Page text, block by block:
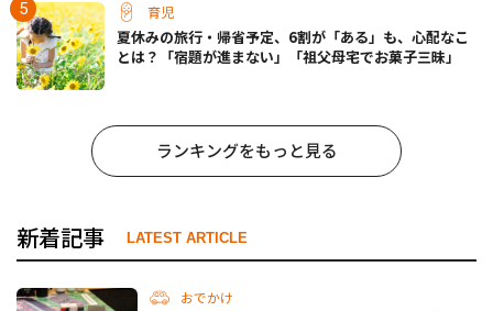
育児
夏休みの旅行・帰省予定、6割が「ある」も、心配なこ
とは？「宿題が進まない」「祖父母宅でお菓子三昧」
ランキングをもっと見る
新着記事 LATEST ARTICLE
おでかけ